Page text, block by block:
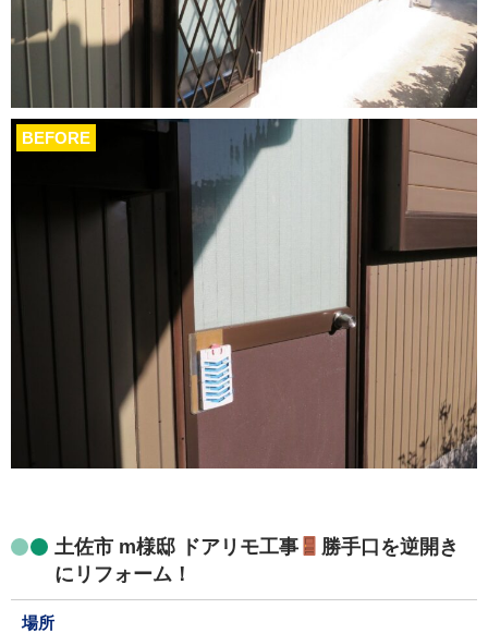
BEFORE
土佐市 m様邸 ドアリモ工事
勝手口を逆開き
にリフォーム！
場所